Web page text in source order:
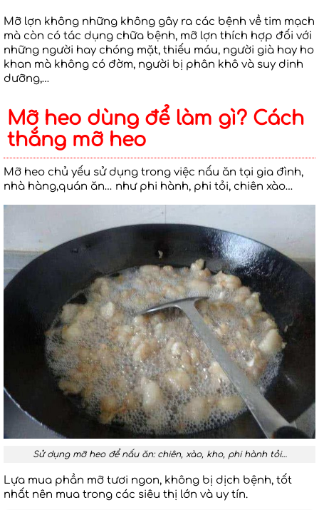
Mỡ lợn không những không gây ra các bệnh về tim mạch
mà còn có tác dụng chữa bệnh, mỡ lợn thích hợp đối với
những người hay chóng mặt, thiếu máu, người già hay ho
khan mà không có đờm, người bị phân khô và suy dinh
dưỡng,…
Mỡ heo dùng để làm gì? Cách
thắng mỡ heo
Mỡ heo chủ yếu sử dụng trong việc nấu ăn tại gia đình,
nhà hàng,quán ăn… như phi hành, phi tỏi, chiên xào…
Sử dụng mỡ heo để nấu ăn: chiên, xào, kho, phi hành tỏi…
Lựa mua phần mỡ tươi ngon, không bị dịch bệnh, tốt
nhất nên mua trong các siêu thị lớn và uy tín.